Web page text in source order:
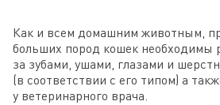
Как и всем домашним животным,
больших пород кошек необходимы
за зубами, ушами, глазами и
(в соответствии с его типом) а
у ветеринарного врача.